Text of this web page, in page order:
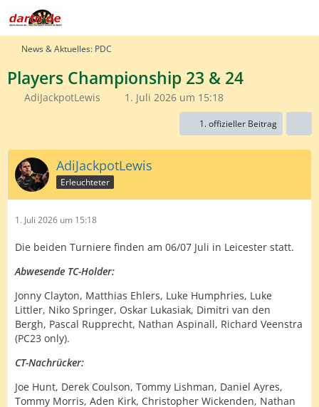
News & Aktuelles: PDC
Players Championship 23 & 24
AdiJackpotLewis 1. Juli 2026 um 15:18
1. offizieller Beitrag
AdiJackpotLewis
Erleuchteter
1. Juli 2026 um 15:18
Die beiden Turniere finden am 06/07 Juli in Leicester statt.
Abwesende TC-Holder:
Jonny Clayton, Matthias Ehlers, Luke Humphries, Luke
Littler, Niko Springer, Oskar Lukasiak, Dimitri van den
Bergh, Pascal Rupprecht, Nathan Aspinall, Richard Veenstra
(PC23 only).
CT-Nachrücker:
Joe Hunt, Derek Coulson, Tommy Lishman, Daniel Ayres,
Tommy Morris, Aden Kirk, Christopher Wickenden, Nathan